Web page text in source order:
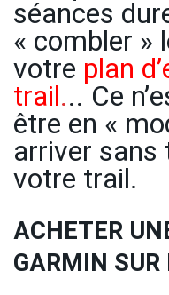
séances
« combler »
votre plan
trail... Ce
être en «
arriver sans
votre trail.
ACHETER
GARMIN SUR